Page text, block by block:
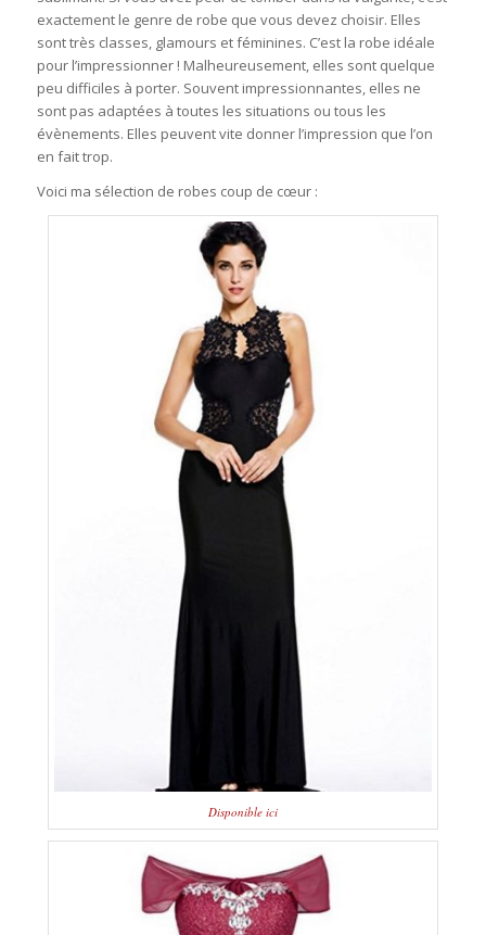
exactement le genre de robe que vous devez choisir. Elles
sont très classes, glamours et féminines. C’est la robe idéale
pour l’impressionner ! Malheureusement, elles sont quelque
peu difficiles à porter. Souvent impressionnantes, elles ne
sont pas adaptées à toutes les situations ou tous les
évènements. Elles peuvent vite donner l’impression que l’on
en fait trop.
Voici ma sélection de robes coup de cœur :
Disponible ici